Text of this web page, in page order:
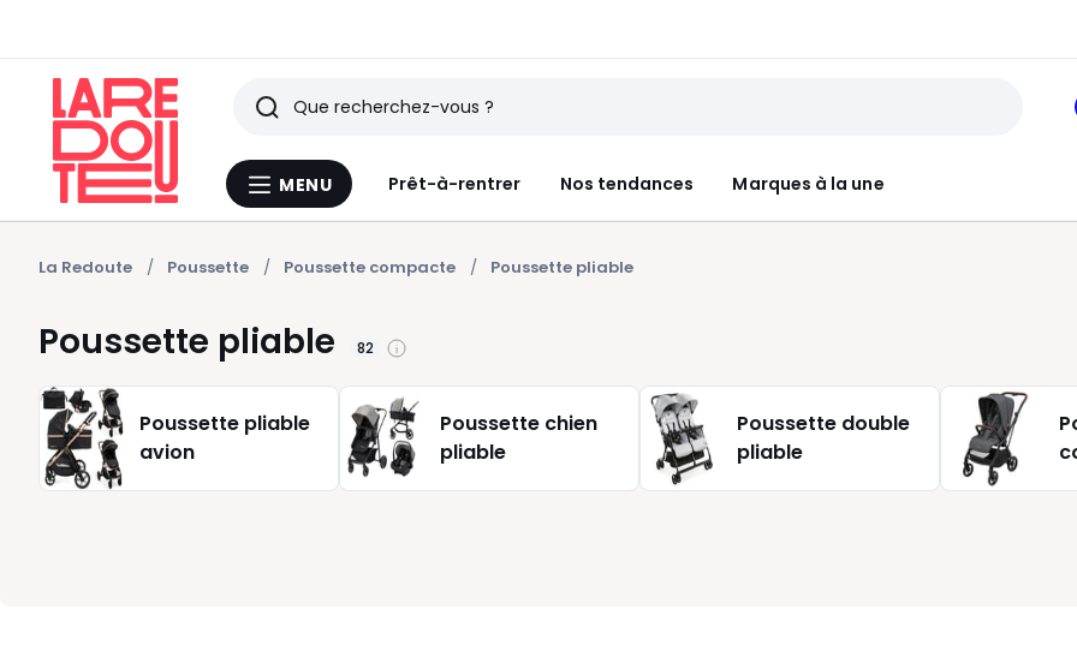
Menu
MENU Prêt-à-rentrer Nos tendances Marques à la une
Rechercher
Derniers
articles
vus
La Redoute Poussette Poussette compacte Poussette pliable
Poussette pliable 82
Poussette pliable
avion
Poussette chien
pliable
Poussette double
pliable